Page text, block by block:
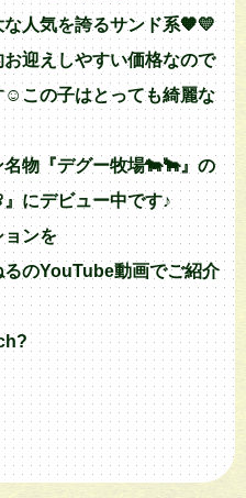
人気を誇るサンド系🧡💛
迎えしやすい価格なので
☺️この子はとっても綺麗な
物『デグー牧場🐄🐂』の
にデビュー中です♪
ョンを
のYouTube動画でご紹介